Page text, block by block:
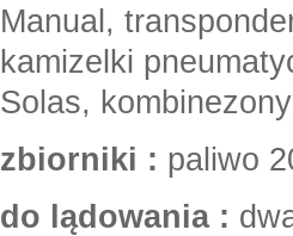
Manual,
kamizelki
Solas,
zbiorniki : paliwo
do lądowania :